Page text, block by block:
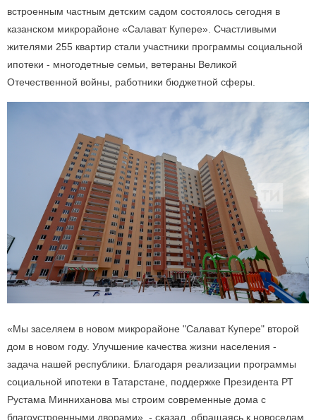
встроенным частным детским садом состоялось сегодня в
казанском микрорайоне «Салават Купере». Счастливыми
жителями 255 квартир стали участники программы социальной
ипотеки - многодетные семьи, ветераны Великой
Отечественной войны, работники бюджетной сферы.
«Мы заселяем в новом микрорайоне "Салават Купере" второй
дом в новом году. Улучшение качества жизни населения -
задача нашей республики. Благодаря реализации программы
социальной ипотеки в Татарстане, поддержке Президента РТ
Рустама Минниханова мы строим современные дома с
благоустроенными дворами», - сказал, обращаясь к новоселам,